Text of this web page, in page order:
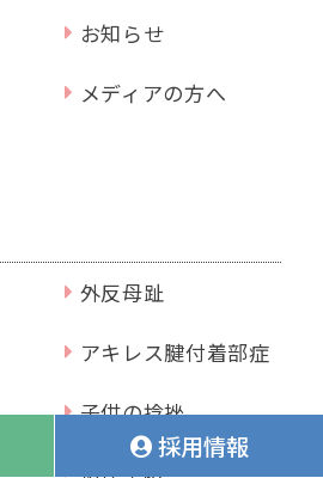
お知らせ
メディアの方へ
外反母趾
アキレス腱付着部症
子供の捻挫
捻挫予防
採用情報